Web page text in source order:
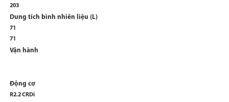
203
Dung tích bình nhiên liệu (L)
71
71
Vận hành
Động cơ
R2.2 CRDi